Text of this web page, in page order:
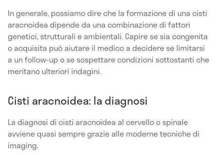
In generale, possiamo dire che la formazione di una cisti
aracnoidea dipende da una combinazione di fattori
genetici, strutturali e ambientali. Capire se sia congenita
o acquisita può aiutare il medico a decidere se limitarsi
a un follow-up o se sospettare condizioni sottostanti che
meritano ulteriori indagini.
Cisti aracnoidea: la diagnosi
La diagnosi di cisti aracnoidea al cervello o spinale
avviene quasi sempre grazie alle moderne tecniche di
imaging.